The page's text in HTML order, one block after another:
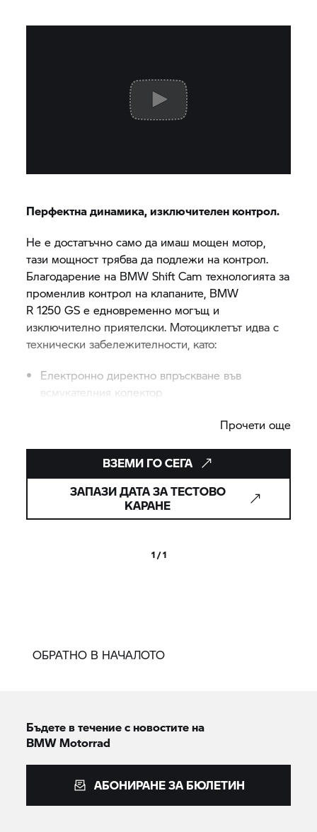
Перфектна динамика, изключителен контрол.
Не е достатъчно само да имаш мощен мотор,
тази мощност трябва да подлежи на контрол.
Благодарение на BMW Shift Cam технологията за
променлив контрол на клапаните, BMW
R 1250 GS е едновременно могъщ и
изключително приятелски. Мотоциклетът идва с
технически забележителности, като:
Електронно директно впръскване във
всмукателния колектор
Dynamic Brake Control (DBC) системата ти помага
да спираш значително по-бързо в екстремни
ситуации, а мощният 1250-кубиков боксер е
винаги готов да за ускорение.
Прочети още
ВЗЕМИ ГО СЕГА
ЗАПАЗИ ДАТА ЗА ТЕСТОВО
КАРАНЕ
1 / 1
ОБРАТНО В НАЧАЛОТО
Бъдете в течение с новостите на
BMW Motorrad
АБОНИРАНЕ ЗА БЮЛЕТИН